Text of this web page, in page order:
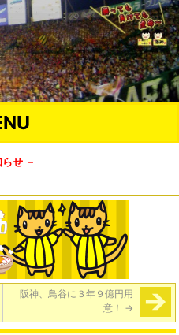
せ －
阪神、鳥谷に３年９億円用
意！ →